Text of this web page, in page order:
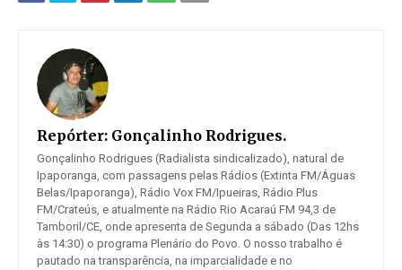
Repórter: Gonçalinho Rodrigues.
Gonçalinho Rodrigues (Radialista sindicalizado), natural de
Ipaporanga, com passagens pelas Rádios (Extinta FM/Águas
Belas/Ipaporanga), Rádio Vox FM/Ipueiras, Rádio Plus
FM/Crateús, e atualmente na Rádio Rio Acaraú FM 94,3 de
Tamboril/CE, onde apresenta de Segunda a sábado (Das 12hs
às 14:30) o programa Plenário do Povo. O nosso trabalho é
pautado na transparência, na imparcialidade e no